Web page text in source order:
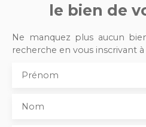
le bien de
Ne manquez plus aucun
recherche en vous inscrivant
Prénom
Nom